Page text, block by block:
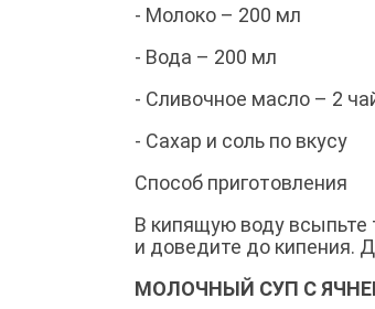
- Молоко – 200 мл
- Вода – 200 мл
- Сливочное масло – 2
- Сахар и соль по вкусу
Способ приготовления
В кипящую воду всыпьте
и доведите до кипения.
МОЛОЧНЫЙ СУП С